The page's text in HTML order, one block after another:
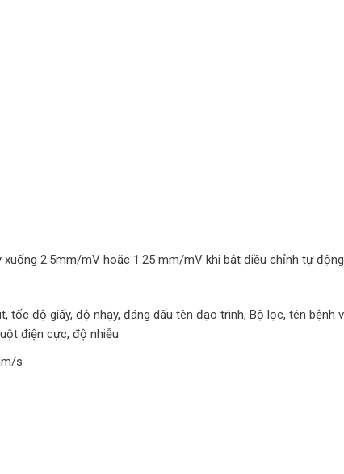
2.5mm/mV hoặc 1.25 mm/mV khi bật điều chỉnh tự
tốc độ giấy, độ nhạy, đáng dấu tên đạo trình, Bộ lọc, tên bệnh
điện cực, độ nhiễu
s